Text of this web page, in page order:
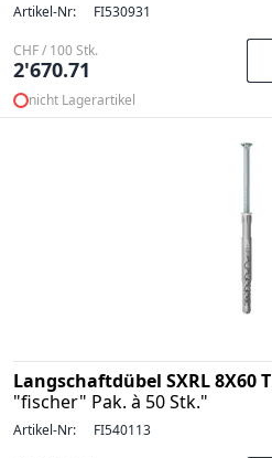
Artikel-Nr: FI530931
CHF / 100 Stk.
2'670.71
nicht Lagerartikel
Langschaftdübel SXRL 8X60 T
"fischer" Pak. à 50 Stk."
Artikel-Nr: FI540113